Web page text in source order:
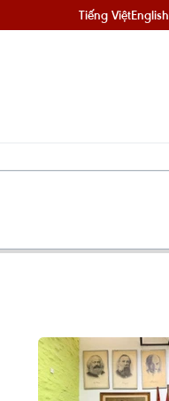
Tiếng ViệtEnglish